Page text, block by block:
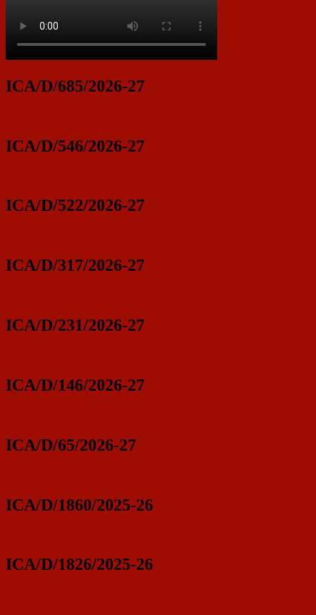
ICA/D/685/2026-27
ICA/D/546/2026-27
ICA/D/522/2026-27
ICA/D/317/2026-27
ICA/D/231/2026-27
ICA/D/146/2026-27
ICA/D/65/2026-27
ICA/D/1860/2025-26
ICA/D/1826/2025-26